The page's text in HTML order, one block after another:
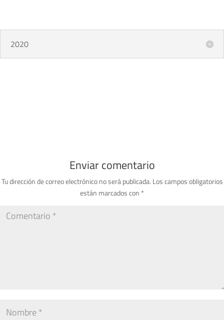
2020
Enviar comentario
Tu dirección de correo electrónico no será publicada. Los campos obligatorios
están marcados con *